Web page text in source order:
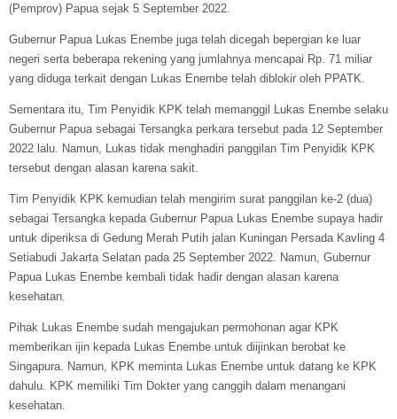
(Pemprov) Papua sejak 5 September 2022.
Gubernur Papua Lukas Enembe juga telah dicegah bepergian ke luar
negeri serta beberapa rekening yang jumlahnya mencapai Rp. 71 miliar
yang diduga terkait dengan Lukas Enembe telah diblokir oleh PPATK.
Sementara itu, Tim Penyidik KPK telah memanggil Lukas Enembe selaku
Gubernur Papua sebagai Tersangka perkara tersebut pada 12 September
2022 lalu. Namun, Lukas tidak menghadiri panggilan Tim Penyidik KPK
tersebut dengan alasan karena sakit.
Tim Penyidik KPK kemudian telah mengirim surat panggilan ke-2 (dua)
sebagai Tersangka kepada Gubernur Papua Lukas Enembe supaya hadir
untuk diperiksa di Gedung Merah Putih jalan Kuningan Persada Kavling 4
Setiabudi Jakarta Selatan pada 25 September 2022. Namun, Gubernur
Papua Lukas Enembe kembali tidak hadir dengan alasan karena
kesehatan.
Pihak Lukas Enembe sudah mengajukan permohonan agar KPK
memberikan ijin kepada Lukas Enembe untuk diijinkan berobat ke
Singapura. Namun, KPK meminta Lukas Enembe untuk datang ke KPK
dahulu. KPK memiliki Tim Dokter yang canggih dalam menangani
kesehatan.